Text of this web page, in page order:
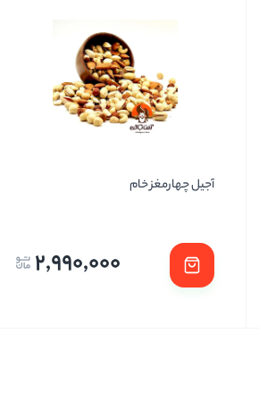
آجیل چهارمغز خام
2,990,000